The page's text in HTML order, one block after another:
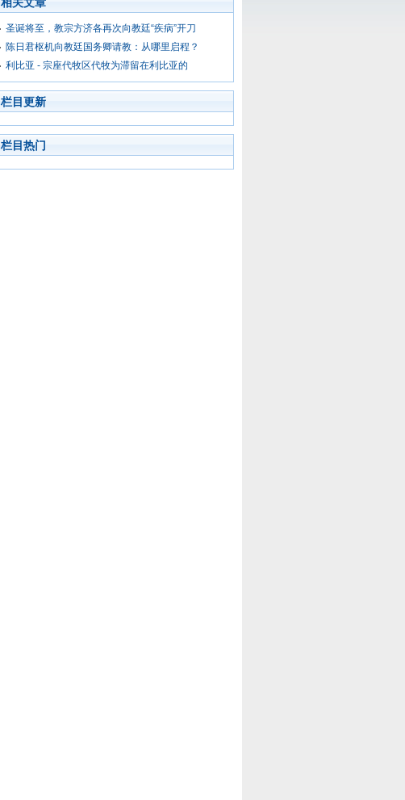
圣诞将至，教宗方济各再次向教廷“疾病”开刀
陈日君枢机向教廷国务卿请教：从哪里启程？
利比亚 - 宗座代牧区代牧为滞留在利比亚的
栏目更新
栏目热门